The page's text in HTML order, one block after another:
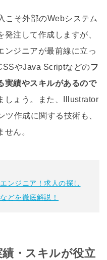
こそ外部のWebシステム
注して作成しますが、
ンジニアが最前線に立っ
やJava Scriptなどのフ
実績やスキルがあるので
しょう。また、Illustrator
作成に関する技術も、
ん。
ンジニア！求人の探し
どを徹底解説！
・スキルが役立